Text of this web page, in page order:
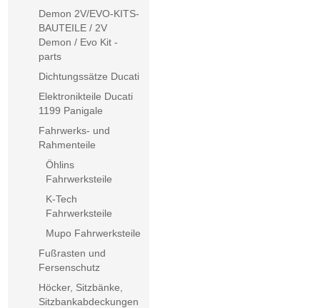
Demon 2V/EVO-KITS-
BAUTEILE / 2V
Demon / Evo Kit -
parts
Dichtungssätze Ducati
Elektronikteile Ducati
1199 Panigale
Fahrwerks- und
Rahmenteile
Öhlins
Fahrwerksteile
K-Tech
Fahrwerksteile
Mupo Fahrwerksteile
Fußrasten und
Fersenschutz
Höcker, Sitzbänke,
Sitzbankabdeckungen